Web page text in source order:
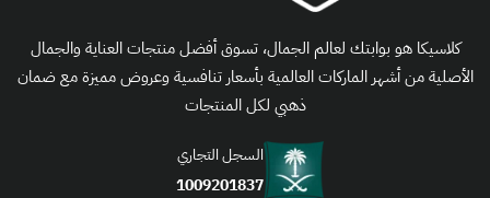
كلاسيكا هو بوابتك لعالم الجمال، تسوق أفضل منتجات العناية والجمال
الأصلية من أشهر الماركات العالمية بأسعار تنافسية وعروض مميزة مع ضمان
ذهبي لكل المنتجات
السجل التجاري
1009201837